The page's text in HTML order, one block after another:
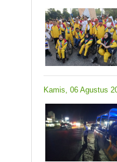
Kamis, 06 Agustus